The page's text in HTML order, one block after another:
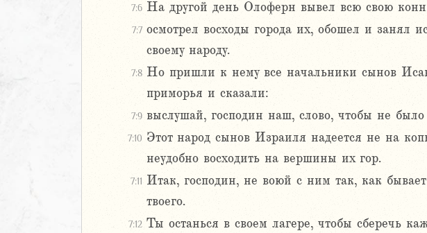
7:6 На другой день Олоферн вывел всю свою
7:7 осмотрел восходы города их, обошел и занял
своему народу.
7:8 Но пришли к нему все начальники сынов
приморья и сказали:
7:9 выслушай, господин наш, слово, чтобы не
7:10 Этот народ сынов Израиля надеется не на
неудобно восходить на вершины их гор.
7:11 Итак, господин, не воюй с ним так, как
твоего.
7:12 Ты останься в своем лагере, чтобы сберечь